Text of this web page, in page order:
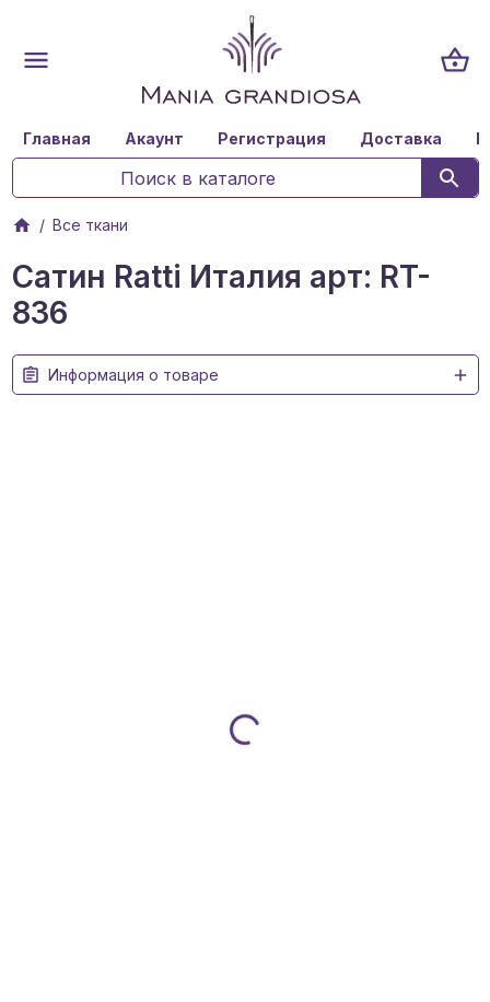
Главная Акаунт Регистрация Доставка
Все ткани
Сатин Ratti Италия арт: RT-
836
Информация о товаре